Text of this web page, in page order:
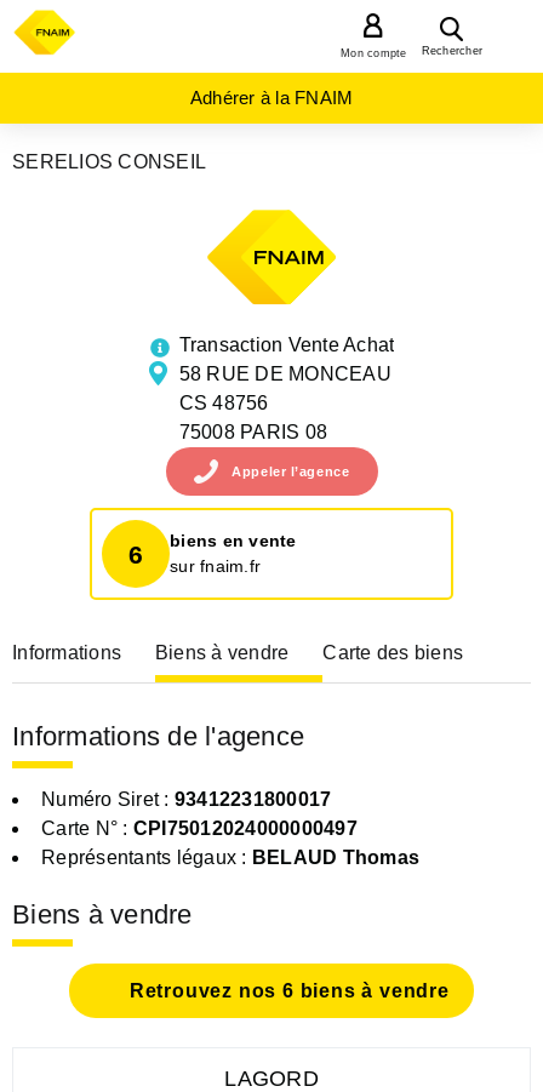
Rechercher
Mon compte
Adhérer à la FNAIM
SERELIOS CONSEIL
Transaction Vente Achat
58 RUE DE MONCEAU
CS 48756
75008 PARIS 08
Appeler l’agence
6
biens en vente
sur fnaim.fr
Informations Biens à vendre Carte des biens
Informations de l'agence
Numéro Siret : 93412231800017
Carte N° : CPI75012024000000497
Représentants légaux : BELAUD Thomas
Biens à vendre
Retrouvez nos 6 biens à vendre
LAGORD